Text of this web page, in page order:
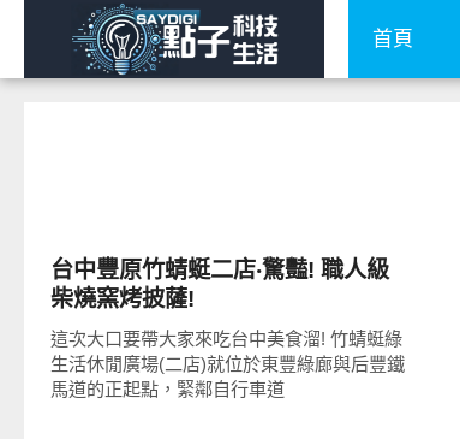
首頁
台中豐原竹蜻蜓二店‧驚豔! 職人級
柴燒窯烤披薩!
這次大口要帶大家來吃台中美食溜! 竹蜻蜓綠
生活休閒廣場(二店)就位於東豐綠廊與后豐鐵
馬道的正起點，緊鄰自行車道